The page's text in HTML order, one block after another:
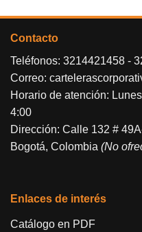
Contacto
Teléfonos: 3214421458 -
Correo:
Horario de atención:
4:00
Dirección: Calle 132 #
Bogotá, Colombia (No
Enlaces de interés
Catálogo en PDF